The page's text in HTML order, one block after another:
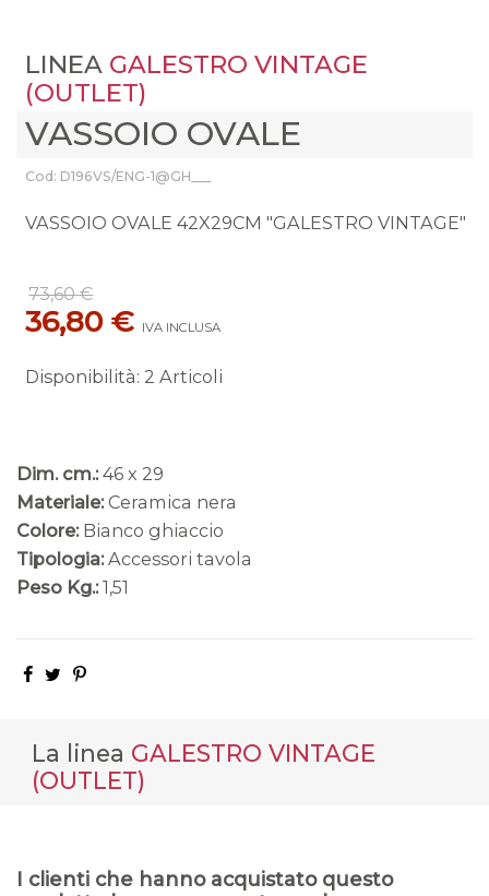
LINEA GALESTRO VINTAGE
(OUTLET)
VASSOIO OVALE
Cod: D196VS/ENG-1@GH___
VASSOIO OVALE 42X29CM "GALESTRO VINTAGE"
73,60 €
36,80 € IVA INCLUSA
Disponibilità: 2 Articoli
Dim. cm.: 46 x 29
Materiale: Ceramica nera
Colore: Bianco ghiaccio
Tipologia: Accessori tavola
Peso Kg.: 1,51
La linea GALESTRO VINTAGE
(OUTLET)
I clienti che hanno acquistato questo